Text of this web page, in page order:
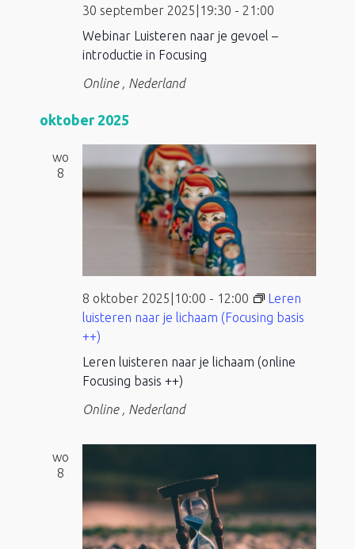
Webinar Luisteren naar je gevoel –
introductie in Focusing
30 september 2025|19:30 - 21:00
Online , Nederland
oktober 2025
wo
8
Leren luisteren naar je lichaam (online
Focusing basis ++)
8 oktober 2025|10:00 - 12:00
Leren
luisteren naar je lichaam (Focusing basis
++)
Online , Nederland
wo
8